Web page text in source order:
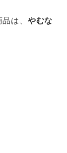
は、 やむな